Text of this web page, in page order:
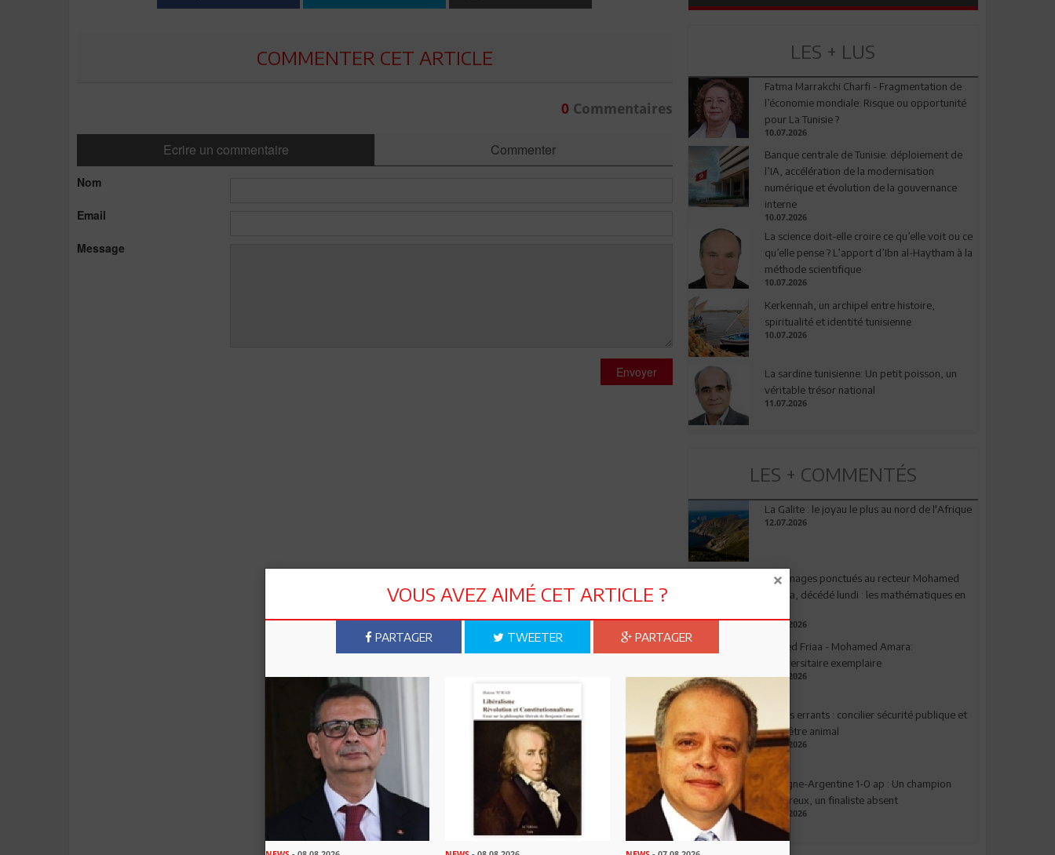
COMMENTER CET ARTICLE
0Commentaires
Ecrire un commentaire Commenter
Nom
Email
Message
Envoyer
LES + LUS
Fatma Marrakchi Charfi - Fragmentation de
l’économie mondiale: Risque ou opportunité
pour La Tunisie ?
10.07.2026
Banque centrale de Tunisie: déploiement de
l’IA, accélération de la modernisation
numérique et évolution de la gouvernance
interne
10.07.2026
La science doit-elle croire ce qu’elle voit ou ce
qu’elle pense ? L’apport d’Ibn al-Haytham à la
méthode scientifique
10.07.2026
Kerkennah, un archipel entre histoire,
spiritualité et identité tunisienne
10.07.2026
La sardine tunisienne: Un petit poisson, un
véritable trésor national
11.07.2026
LES + COMMENTÉS
La Galite : le joyau le plus au nord de l'Afrique
12.07.2026
Hommages ponctués au recteur Mohamed
Amara, décédé lundi : les mathématiques en
03.08.2026
Ahmed Friaa - Mohamed Amara:
l’Universitaire exemplaire
04.08.2026
Chiens errants : concilier sécurité publique et
bien-être animal
17.07.2026
Espagne-Argentine 1-0 ap : Un champion
valeureux, un finaliste absent
19.07.2026
VOUS AVEZ AIMÉ CET ARTICLE ?
PARTAGER TWEETER PARTAGER